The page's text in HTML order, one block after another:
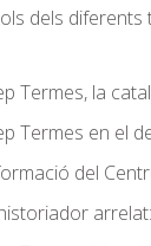
dels
Termes, la
Termes en el
del